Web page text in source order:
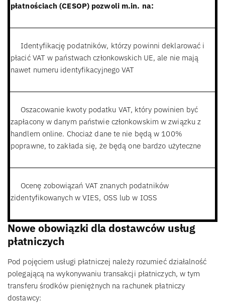
płatnościach (CESOP) pozwoli m.in. na:
Identyfikację podatników, którzy powinni deklarować i
płacić VAT w państwach członkowskich UE, ale nie mają
nawet numeru identyfikacyjnego VAT
Oszacowanie kwoty podatku VAT, który powinien być
zapłacony w danym państwie członkowskim w związku z
handlem online. Chociaż dane te nie będą w 100%
poprawne, to zakłada się, że będą one bardzo użyteczne
Ocenę zobowiązań VAT znanych podatników
zidentyfikowanych w VIES, OSS lub w IOSS
Nowe obowiązki dla dostawców usług
płatniczych
Pod pojęciem usługi płatniczej należy rozumieć działalność
polegającą na wykonywaniu transakcji płatniczych, w tym
transferu środków pieniężnych na rachunek płatniczy
dostawcy: